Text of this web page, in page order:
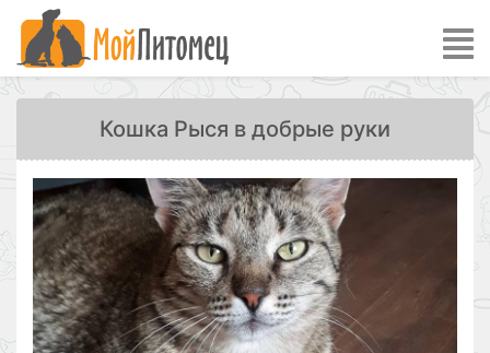
Кошка Рыся в добрые руки